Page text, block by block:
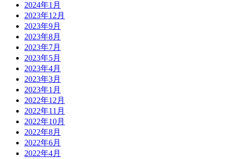
2024年1月
2023年12月
2023年9月
2023年8月
2023年7月
2023年5月
2023年4月
2023年3月
2023年1月
2022年12月
2022年11月
2022年10月
2022年8月
2022年6月
2022年4月